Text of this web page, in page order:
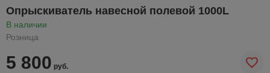
Опрыскиватель навесной полевой 1000L
В наличии
Розница
5 800 руб.